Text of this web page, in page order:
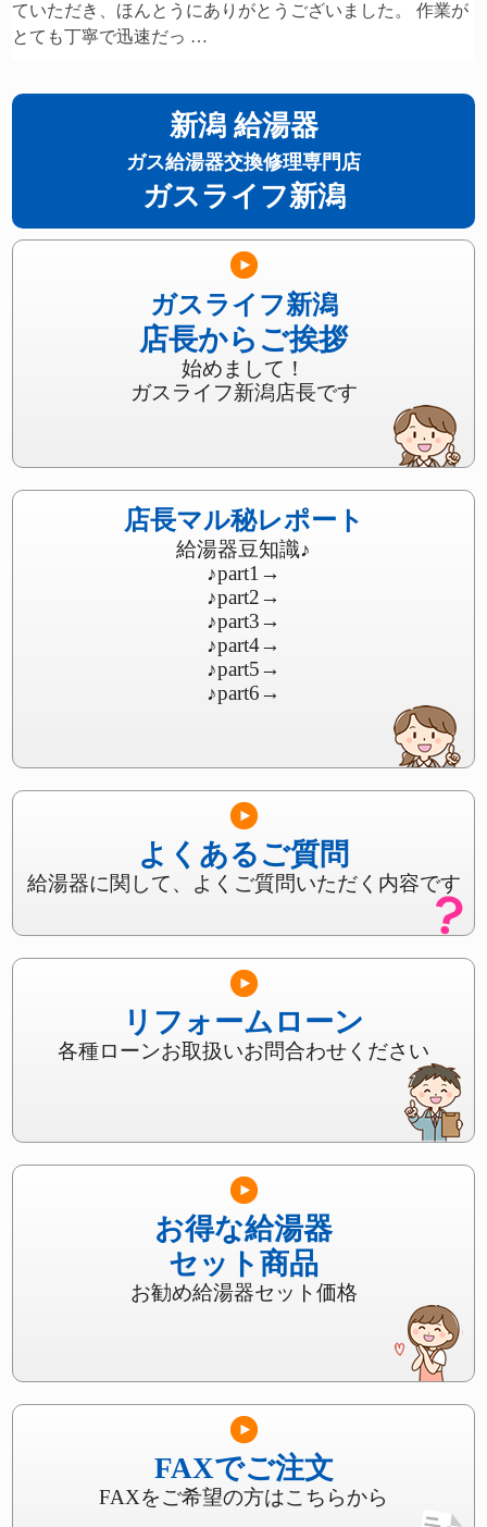
ていただき、ほんとうにありがとうございました。 作業が
とても丁寧で迅速だっ …
新潟 給湯器
ガス給湯器交換修理専門店
ガスライフ新潟
ガスライフ新潟
店長からご挨拶
始めまして！
ガスライフ新潟店長です
店長マル秘レポート
給湯器豆知識♪
♪part1→
♪part2→
♪part3→
♪part4→
♪part5→
♪part6→
よくあるご質問
給湯器に関して、よくご質問いただく内容です
リフォームローン
各種ローンお取扱いお問合わせください
お得な給湯器
セット商品
お勧め給湯器セット価格
FAXでご注文
FAXをご希望の方はこちらから